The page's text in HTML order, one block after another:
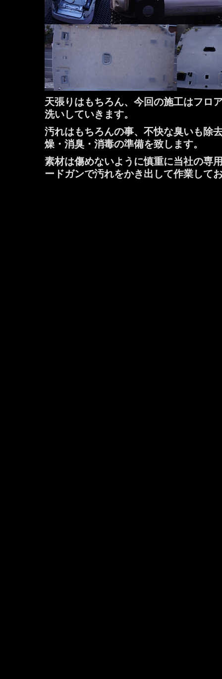
天張りはもちろん、今回の施工はフロ
洗いしていきます。
汚れはもちろんの事、不快な臭いも除
燥・消臭・消毒の準備を致します。
素材は傷めないように慎重に当社の専
ードガンで汚れをかき出して作業して